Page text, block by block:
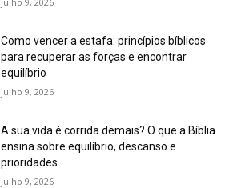
Como vencer a estafa: princípios bíblicos
para recuperar as forças e encontrar
equilíbrio
julho 9, 2026
A sua vida é corrida demais? O que a Bíblia
ensina sobre equilíbrio, descanso e
prioridades
julho 9, 2026